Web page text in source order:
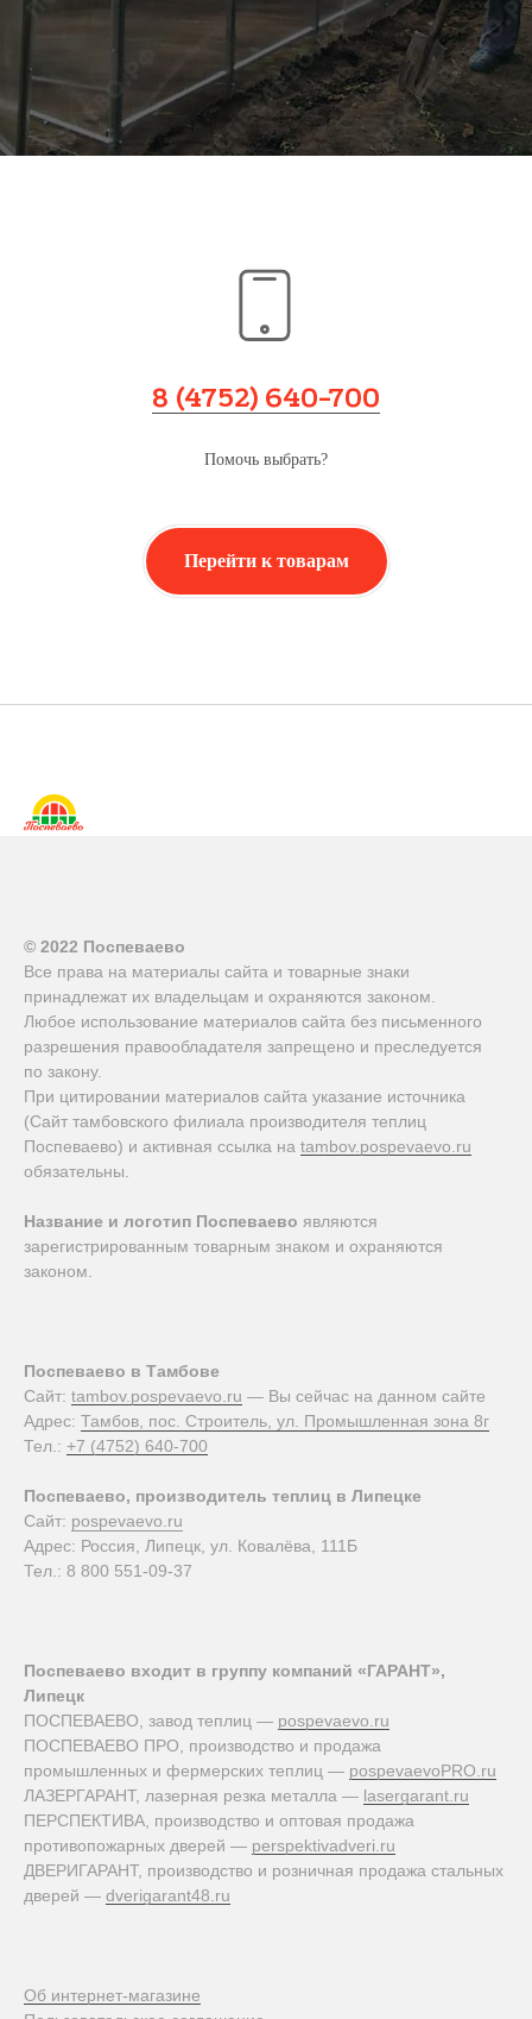
8 (4752) 640-700
Помочь выбрать?
Перейти к товарам
© 2022 Поспеваево
Все права на материалы сайта и товарные знаки
принадлежат их владельцам и охраняются законом.
Любое использование материалов сайта без письменного
разрешения правообладателя запрещено и преследуется
по закону.
При цитировании материалов сайта указание источника
(Сайт тамбовского филиала производителя теплиц
Поспеваево) и активная ссылка на tambov.pospevaevo.ru
обязательны.
Название и логотип Поспеваево являются
зарегистрированным товарным знаком и охраняются
законом.
Поспеваево в Тамбове
Сайт: tambov.pospevaevo.ru — Вы сейчас на данном сайте
Адрес: Тамбов, пос. Строитель, ул. Промышленная зона 8г
Тел.: +7 (4752) 640-700
Поспеваево, производитель теплиц в Липецке
Сайт: pospevaevo.ru
Адрес: Россия, Липецк, ул. Ковалёва, 111Б
Тел.: 8 800 551-09-37
Поспеваево входит в группу компаний «ГАРАНТ»,
Липецк
ПОСПЕВАЕВО, завод теплиц — pospevaevo.ru
ПОСПЕВАЕВО ПРО, производство и продажа
промышленных и фермерских теплиц — pospevaevoPRO.ru
ЛАЗЕРГАРАНТ, лазерная резка металла — lasergarant.ru
ПЕРСПЕКТИВА, производство и оптовая продажа
противопожарных дверей — perspektivadveri.ru
ДВЕРИГАРАНТ, производство и розничная продажа стальных
дверей — dverigarant48.ru
Об интернет-магазине